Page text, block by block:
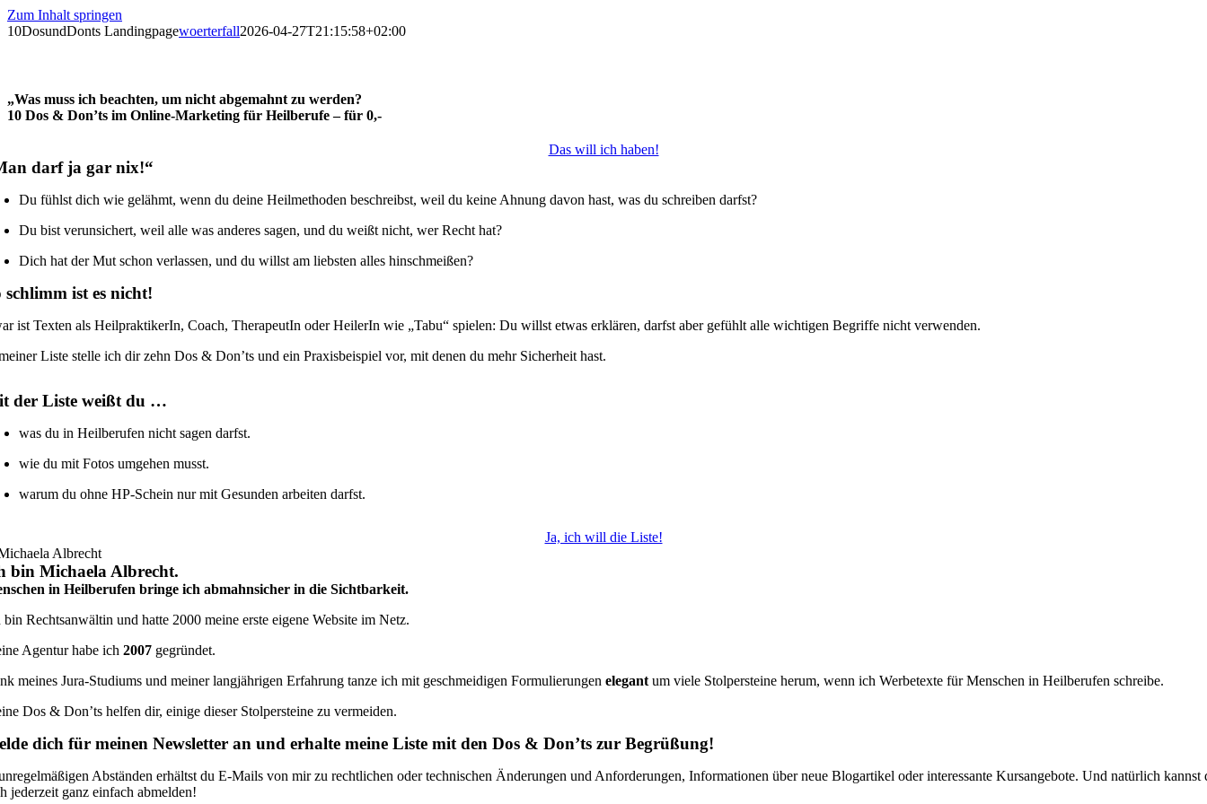
Zum Inhalt springen
10DosundDonts Landingpagewoerterfall2026-04-27T21:15:58+02:00
„Was muss ich beachten, um nicht abgemahnt zu werden?
10 Dos & Don’ts im Online-Marketing für Heilberufe – für 0,-
Das will ich haben!
darf ja gar nix!“
Du fühlst dich wie gelähmt, wenn du deine Heilmethoden beschreibst, weil du keine Ahnung davon hast, was du schreiben darfst?
Du bist verunsichert, weil alle was anderes sagen, und du weißt nicht, wer Recht hat?
Dich hat der Mut schon verlassen, und du willst am liebsten alles hinschmeißen?
schlimm ist es nicht!
ist Texten als HeilpraktikerIn, Coach, TherapeutIn oder HeilerIn wie „Tabu“ spielen: Du willst etwas erklären, darfst aber gefühlt alle wichtigen Begriffe nicht verwenden.
Liste stelle ich dir zehn Dos & Don’ts und ein Praxisbeispiel vor, mit denen du mehr Sicherheit hast.
der Liste weißt du …
was du in Heilberufen nicht sagen darfst.
wie du mit Fotos umgehen musst.
warum du ohne HP-Schein nur mit Gesunden arbeiten darfst.
Ja, ich will die Liste!
bin Michaela Albrecht.
in Heilberufen bringe ich abmahnsicher in die Sichtbarkeit.
bin Rechtsanwältin und hatte 2000 meine erste eigene Website im Netz.
Agentur habe ich2007 gegründet.
meines Jura-Studiums und meiner langjährigen Erfahrung tanze ich mit geschmeidigen Formulierungenelegant um viele Stolpersteine herum, wenn ich Werbetexte für Menschen in Heilberufen schreibe.
Dos & Don’ts helfen dir, einige dieser Stolpersteine zu vermeiden.
dich für meinen Newsletter an und erhalte meine Liste mit den Dos & Don’ts zur Begrüßung!
Abständen erhältst du E-Mails von mir zu rechtlichen oder technischen Änderungen und Anforderungen, Informationen über neue Blogartikel oder interessante Kursangebote. Und natürlich kannst
jederzeit ganz einfach abmelden!